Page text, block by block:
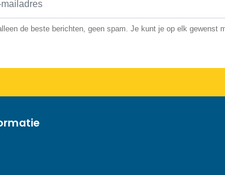
de beste berichten, geen spam. Je kunt je op elk gewenst